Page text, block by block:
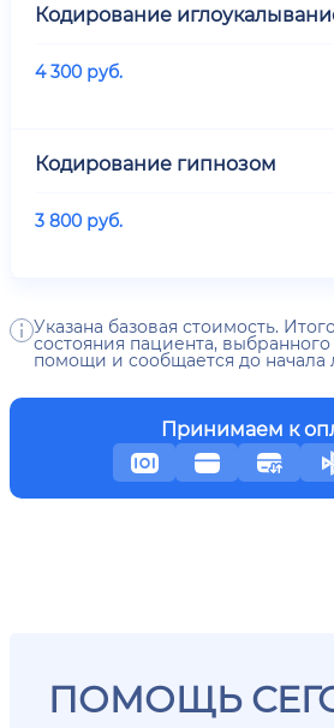
Кодирование
4 300 руб.
Кодирование гипнозом
3 800 руб.
Указана базовая стоимость.
состояния пациента,
помощи и сообщается до начала
Принимаем к
ПОМОЩЬ